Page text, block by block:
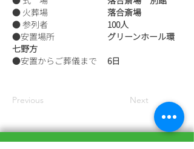
● 火葬場 落合斎場
● 参列者 100人
●安置場所 グリーンホール環
七野方
●安置からご葬儀まで 6日
Previous Next